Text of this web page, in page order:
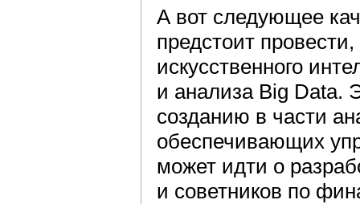
А вот следующее
предстоит
искусственного
и анализа Big Data.
созданию в части
обеспечивающих
может идти о
и советников по